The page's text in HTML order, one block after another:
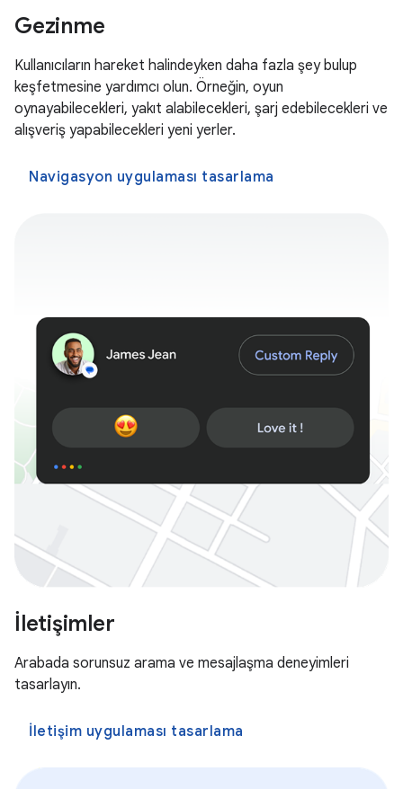
Gezinme
Kullanıcıların hareket halindeyken daha fazla şey bulup
keşfetmesine yardımcı olun. Örneğin, oyun
oynayabilecekleri, yakıt alabilecekleri, şarj edebilecekleri ve
alışveriş yapabilecekleri yeni yerler.
Navigasyon uygulaması tasarlama
İletişimler
Arabada sorunsuz arama ve mesajlaşma deneyimleri
tasarlayın.
İletişim uygulaması tasarlama